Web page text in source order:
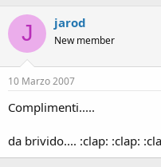
J jarod
New member
10 Marzo 2007
Complimenti.....
da brivido.... :clap: :clap: